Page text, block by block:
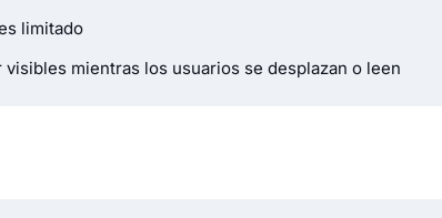
limitado
mientras los usuarios se desplazan o leen